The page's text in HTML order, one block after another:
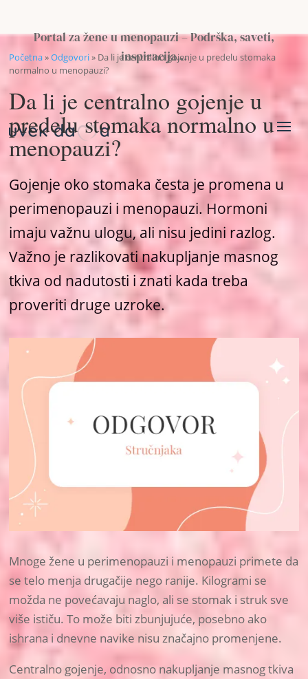
Portal za žene u menopauzi – Podrška, saveti,
inspiracija…
Početna»Odgovori» Da li je centralno gojenje u predelu stomaka
normalno u menopauzi?
Da li je centralno gojenje u
predelu stomaka normalno u
menopauzi?
Gojenje oko stomaka česta je promena u
perimenopauzi i menopauzi. Hormoni
imaju važnu ulogu, ali nisu jedini razlog.
Važno je razlikovati nakupljanje masnog
tkiva od nadutosti i znati kada treba
proveriti druge uzroke.
Mnoge žene u perimenopauzi i menopauzi primete da
se telo menja drugačije nego ranije. Kilogrami se
možda ne povećavaju naglo, ali se stomak i struk sve
više ističu. To može biti zbunjujuće, posebno ako
ishrana i dnevne navike nisu značajno promenjene.
Centralno gojenje, odnosno nakupljanje masnog tkiva